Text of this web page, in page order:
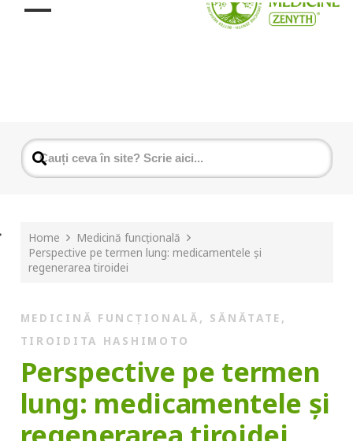
Home
Medicină funcțională
Perspective pe termen lung: medicamentele și
regenerarea tiroidei
MEDICINĂ FUNCȚIONALĂ , SĂNĂTATE ,
TIROIDITA HASHIMOTO
Perspective pe termen
lung: medicamentele și